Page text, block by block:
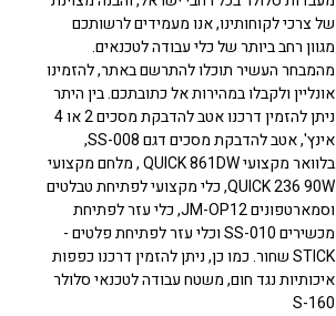
של צרכי לקוחותינו, אנו מעמידים לרשותכם
מגוון רחב ביותר של כלי עבודה לטכנאים.
מהמבחר העשיר תוכלו להתרשם באתר, להזמינו
אונליין ולקבלו במהירות אל כתובתכם. בין היתר
ניתן להזמין דרכנו אטב להדבקת מסכים 2 או 4
אינץ', אטב להדבקת מסכים דגם SS-008,
בלוואר מקצועי QUICK 861DW , מלחם מקצועי
QUICK 236 90W, כלי מקצועי לפתיחת טבלטים
וסמארטפונים JM-OP12, כלי עזר לפתיחת
מכשירים SS-010 וכלי עזר לפתיחת פלטים -
STICK שחור. כמו כן, ניתן להזמין דרכנו כפפות
איכותיות נגד חום, משטח עבודה לטכנאי סלולר
S-160